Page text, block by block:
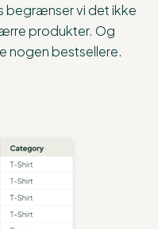
begrænser vi det ikke
produkter. Og
nogen bestsellere.